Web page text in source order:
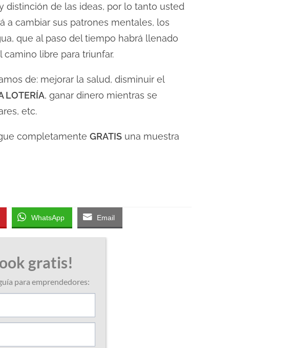
distinción de las ideas, por lo tanto usted
a cambiar sus patrones mentales, los
que al paso del tiempo habrá llenado
libre para triunfar.
de: mejorar la salud, disminuir el
LOTERÍA, ganar dinero mientras se
etc.
completamente GRATIS una muestra
WhatsApp Email